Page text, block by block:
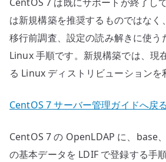
は新規構築を推奨するものではなく
移行前調査、設定の読み解きに使う
Linux 手順です。新規構築では、現
る Linux ディストリビューションを
CentOS 7 サーバー管理ガイドへ戻る
CentOS 7 の OpenLDAP に、base
の基本データを LDIF で登録する手